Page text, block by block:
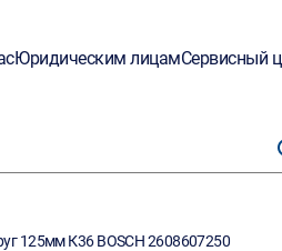
Юридическим лицамСервисный
125мм К36 BOSCH 2608607250